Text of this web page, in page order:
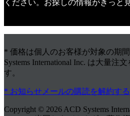
ください。お探しの情報がきっと
* 価格は個人のお客様が対象の期
Systems International Inc. は大量注
す。
* お知らせメールの購読を解約する
Copyright © 2026 ACD Systems